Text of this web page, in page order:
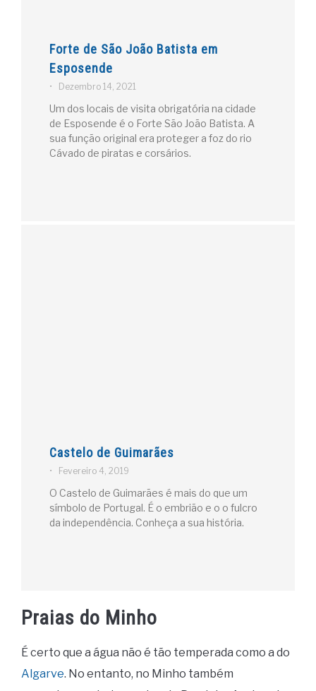
Forte de São João Batista em
Esposende
• Dezembro 14, 2021
Um dos locais de visita obrigatória na cidade
de Esposende é o Forte São João Batista. A
sua função original era proteger a foz do rio
Cávado de piratas e corsários.
Castelo de Guimarães
• Fevereiro 4, 2019
O Castelo de Guimarães é mais do que um
símbolo de Portugal. É o embrião e o o fulcro
da independência. Conheça a sua história.
Praias do Minho
É certo que a água não é tão temperada como a do
Algarve. No entanto, no Minho também